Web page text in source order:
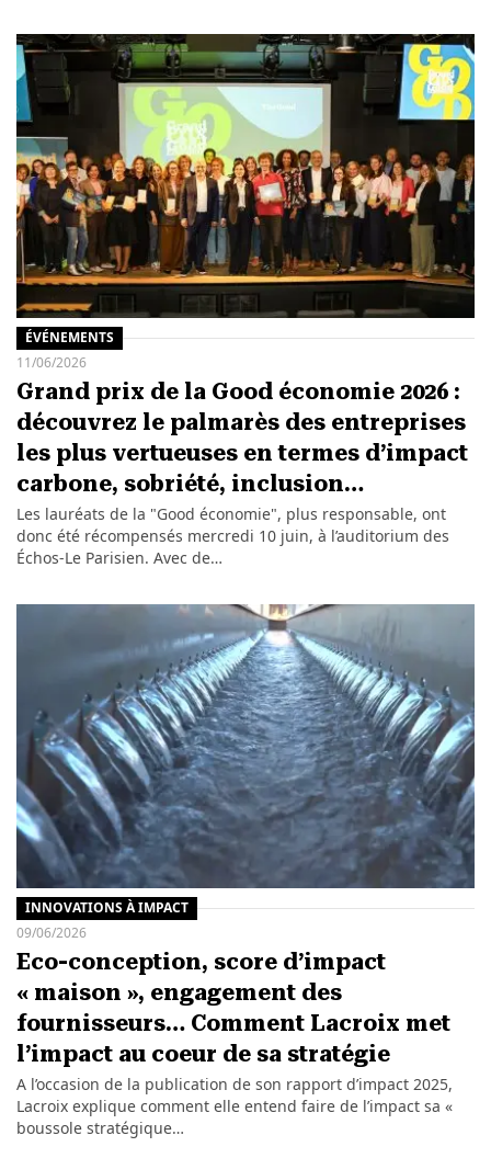
ÉVÉNEMENTS
11/06/2026
Grand prix de la Good économie 2026 :
découvrez le palmarès des entreprises
les plus vertueuses en termes d’impact
carbone, sobriété, inclusion…
Les lauréats de la "Good économie", plus responsable, ont
donc été récompensés mercredi 10 juin, à l’auditorium des
Échos-Le Parisien. Avec de…
INNOVATIONS À IMPACT
09/06/2026
Eco-conception, score d’impact
« maison », engagement des
fournisseurs… Comment Lacroix met
l’impact au coeur de sa stratégie
A l’occasion de la publication de son rapport d’impact 2025,
Lacroix explique comment elle entend faire de l’impact sa «
boussole stratégique…